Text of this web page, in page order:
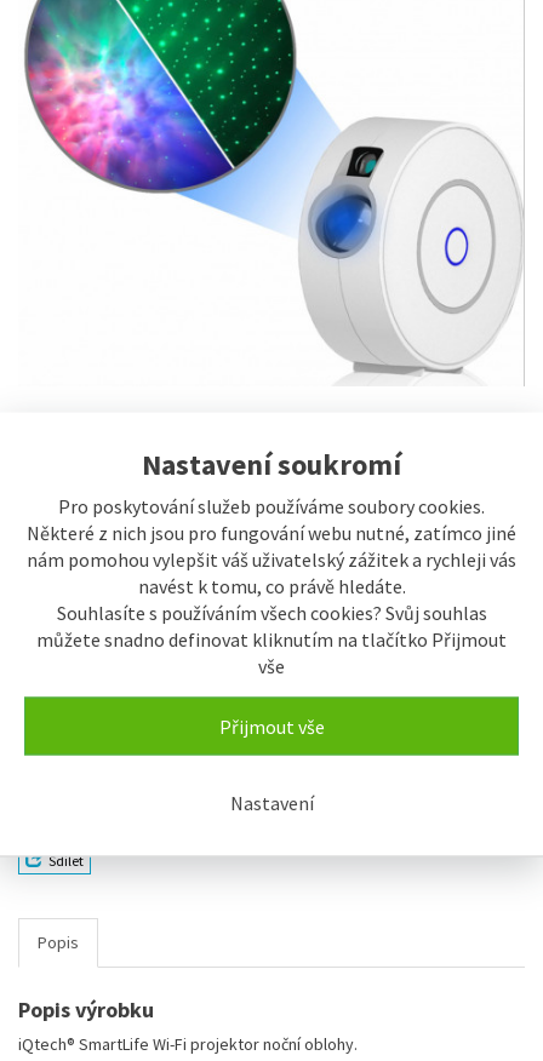
Nastavení soukromí
Pro poskytování služeb používáme soubory cookies.
Některé z nich jsou pro fungování webu nutné, zatímco jiné
nám pomohou vylepšit váš uživatelský zážitek a rychleji vás
navést k tomu, co právě hledáte.
Souhlasíte s používáním všech cookies? Svůj souhlas
můžete snadno definovat kliknutím na tlačítko Přijmout
vše
Přijmout vše
Nastavení
1.896 Kč ks
Koupit
AiQ00338
Číslo karty:
76205
EAN:
8594179148714
1.896 Kč
Naše cena bez DPH:
1.566,85 Kč
Sdílet
Popis
Popis výrobku
iQtech® SmartLife Wi-Fi projektor noční oblohy.